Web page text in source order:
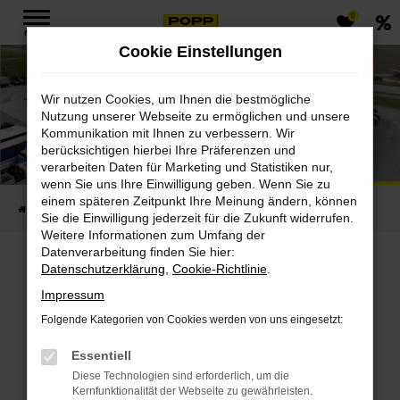
Zum
Hauptinhalt
MENÜ
0
POPP Fahrzeugbau GmbH
Startseite Standorte Ebensfeld LKW
Entdecken Sie POPP
Fahrzeugbau GmbH in
Ebensfeld
Cookie Einstellungen
Wir nutzen Cookies, um Ihnen die bestmögliche
Nutzung unserer Webseite zu ermöglichen und unsere
Kommunikation mit Ihnen zu verbessern. Wir
berücksichtigen hierbei Ihre Präferenzen und
verarbeiten Daten für Marketing und Statistiken nur,
wenn Sie uns Ihre Einwilligung geben. Wenn Sie zu
einem späteren Zeitpunkt Ihre Meinung ändern, können
Sie die Einwilligung jederzeit für die Zukunft widerrufen.
Weitere Informationen zum Umfang der
Datenverarbeitung finden Sie hier:
Datenschutzerklärung Cookie-Richtlinie
Impressum
Folgende Kategorien von Cookies werden von uns eingesetzt:
Essentiell
Diese Technologien sind erforderlich, um die
Kernfunktionalität der Webseite zu gewährleisten.